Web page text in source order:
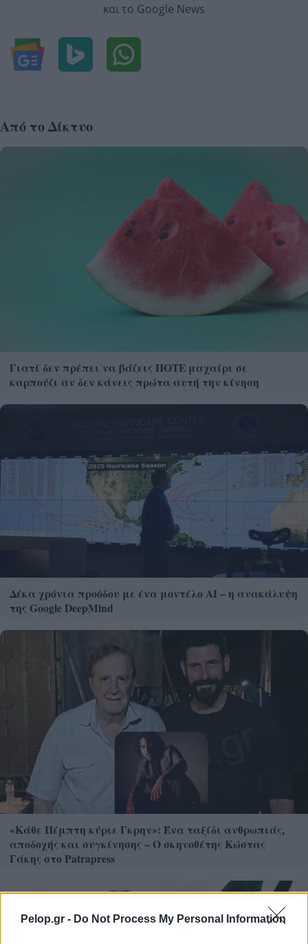
Pelop.gr - Do Not Process My Personal Information
και το Google News
Από το Δίκτυο
Γιατί δεν πρέπει να βάζεις ΠΟΤΕ μαχαίρι σε
καρπούζι αν δεν κάνεις πρώτα αυτή την κίνηση
Δέκα χρόνια προόδου με ένα μοντέλο ΑΙ – η ανακάλυψη
της Google DeepMind
«Κάθε Πέμπτη κύριε Γκρην»: Ένα ταξίδι ανθρωπιάς,
αποδοχής και συγκίνησης – Ο σκηνοθέτης Κώστας
Γάκης στο Patrapress